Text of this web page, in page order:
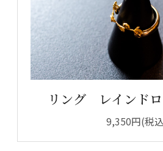
リング レインド
9,350円(税